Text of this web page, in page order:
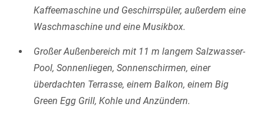
Kaffeemaschine und Geschirrspüler, außerdem eine
Waschmaschine und eine Musikbox.
Großer Außenbereich mit 11 m langem Salzwasser-
Pool, Sonnenliegen, Sonnenschirmen, einer
überdachten Terrasse, einem Balkon, einem Big
Green Egg Grill, Kohle und Anzündern.